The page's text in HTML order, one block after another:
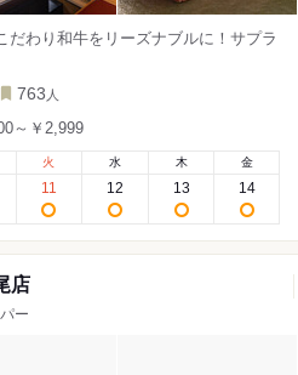
わり和牛をリーズナブルに！サプラ
763 人
～￥2,999
火
11
水
12
木
13
金
14
店
ー